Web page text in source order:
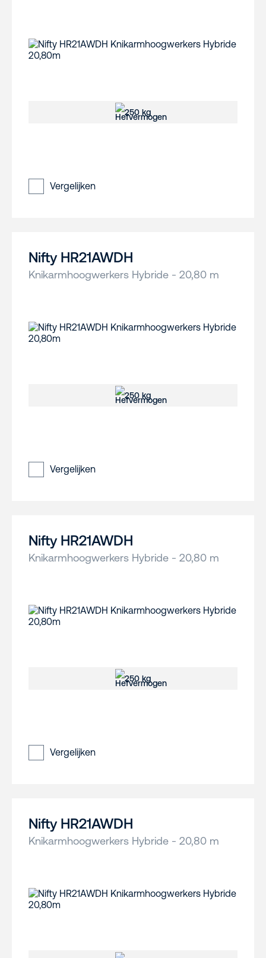
250 kg
Vergelijken
Nifty HR21AWDH
Knikarmhoogwerkers Hybride - 20,80 m
250 kg
Vergelijken
Nifty HR21AWDH
Knikarmhoogwerkers Hybride - 20,80 m
250 kg
Vergelijken
Nifty HR21AWDH
Knikarmhoogwerkers Hybride - 20,80 m